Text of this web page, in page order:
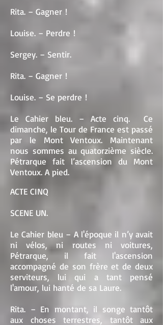
Rita. – Gagner !
Louise. – Perdre !
Sergey. – Sentir.
Rita. – Gagner !
Louise. – Se perdre !
Le Cahier bleu. – Acte cinq. Ce
dimanche, le Tour de France est passé
par le Mont Ventoux. Maintenant
nous sommes au quatorzième siècle.
Pétrarque fait l’ascension du Mont
Ventoux. A pied.
ACTE CINQ
SCENE UN.
Le Cahier bleu – A l'époque il n’y avait
ni vélos, ni routes ni voitures,
Pétrarque, il fait l'ascension
accompagné de son frère et de deux
serviteurs, lui qui a tant pensé
l'amour, lui hanté de sa Laure.
Rita. – En montant, il songe tantôt
aux choses terrestres, tantôt aux